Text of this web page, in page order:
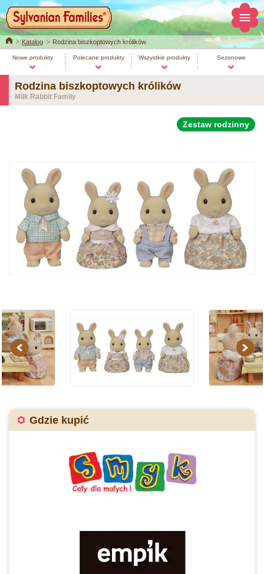
HomeKatalog Rodzina biszkoptowych królików
Nowe produkty Polecane produkty Wszystkie produkty Sezonowe
Rodzina biszkoptowych królików
Milk Rabbit Family
Zestaw rodzinny
Previous Next
Gdzie kupić